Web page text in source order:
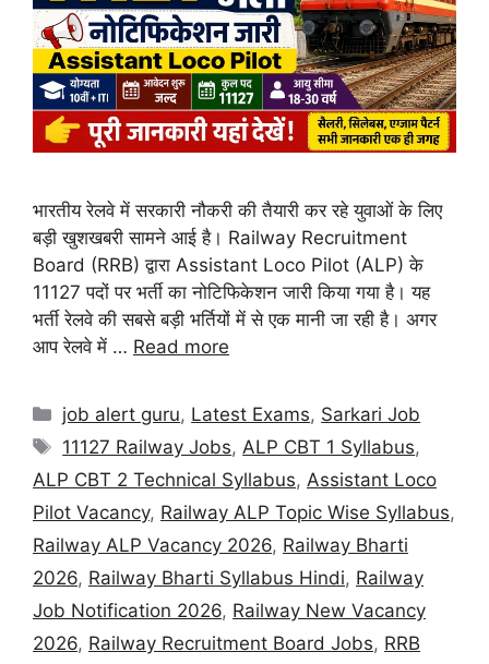
भारतीय रेलवे में सरकारी नौकरी की तैयारी कर रहे युवाओं के लिए
बड़ी खुशखबरी सामने आई है। Railway Recruitment
Board (RRB) द्वारा Assistant Loco Pilot (ALP) के
11127 पदों पर भर्ती का नोटिफिकेशन जारी किया गया है। यह
भर्ती रेलवे की सबसे बड़ी भर्तियों में से एक मानी जा रही है। अगर
आप रेलवे में … Read more
job alert guru, Latest Exams, Sarkari Job
11127 Railway Jobs,ALP CBT 1 Syllabus,
ALP CBT 2 Technical Syllabus, Assistant Loco
Pilot Vacancy, Railway ALP Topic Wise Syllabus,
Railway ALP Vacancy 2026, Railway Bharti
2026, Railway Bharti Syllabus Hindi, Railway
Job Notification 2026, Railway New Vacancy
2026, Railway Recruitment Board Jobs, RRB